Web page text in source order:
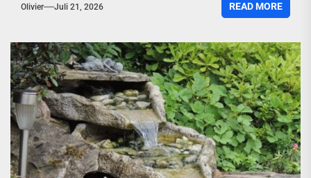
Olivier Juli 21, 2026 READ MORE